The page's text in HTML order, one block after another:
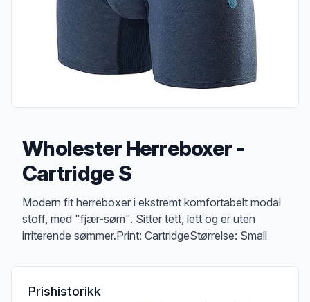
Wholester Herreboxer -
Cartridge S
Produktbeskrivelse
Modern fit herreboxer i ekstremt komfortabelt modal
stoff, med "fjær-søm". Sitter tett, lett og er uten
irriterende sømmer.Print: CartridgeStørrelse: Small
Prishistorikk